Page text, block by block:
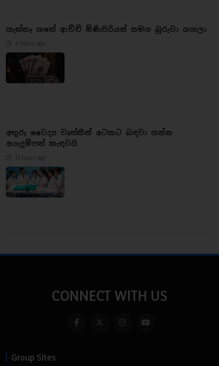
හැත්තෑ හතේ ආච්චි මිණිපිරියන් සමග බූරුවා ගහලා
4 hours ago
අතුරු වෛද්‍ය වෘත්තීන් අටකට බඳවා ගන්න
අයැදුම්පත් කැඳවයි
13 hours ago
CONNECT WITH US
Group Sites